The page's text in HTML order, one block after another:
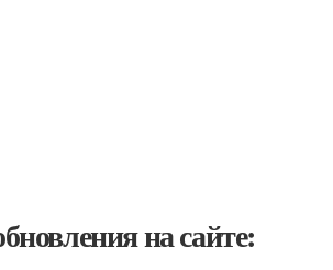
на сайте: